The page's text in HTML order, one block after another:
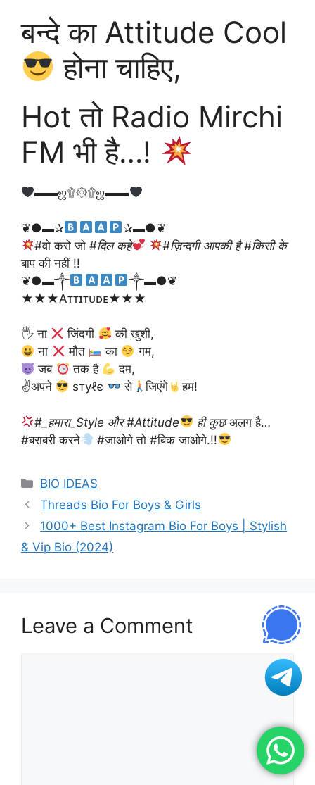
बन्दे का Attitude Cool
होना चाहिए,
Hot तो Radio Mirchi
FM भी है…!
▬▬ஜ۩۞۩ஜ▬▬
❦︎●▬✰
✰▬●❦︎
#वो करो जो #दिल कहे
#ज़िन्दगी आपकी है #किसी के
बाप की नहीं !!
❦︎●▬༒︎
༒︎▬●❦︎
★★★Aᴛᴛɪᴛᴜᴅᴇ★★★
🖐 ना जिंदगी
की खुशी,
ना
मौत का
गम,
जब
तक है
दम,
✌अपने
ѕтуℓє से जिएंगे हम!
# _हमारा_Style और #Attitude ही कुछअलग है…
#बराबरी करने
#जाओगे तो #बिक जाओगे.!!
Categories
BIO IDEAS
Threads Bio For Boys & Girls
1000+ Best Instagram Bio For Boys | Stylish
& Vip Bio (2024)
Leave a Comment